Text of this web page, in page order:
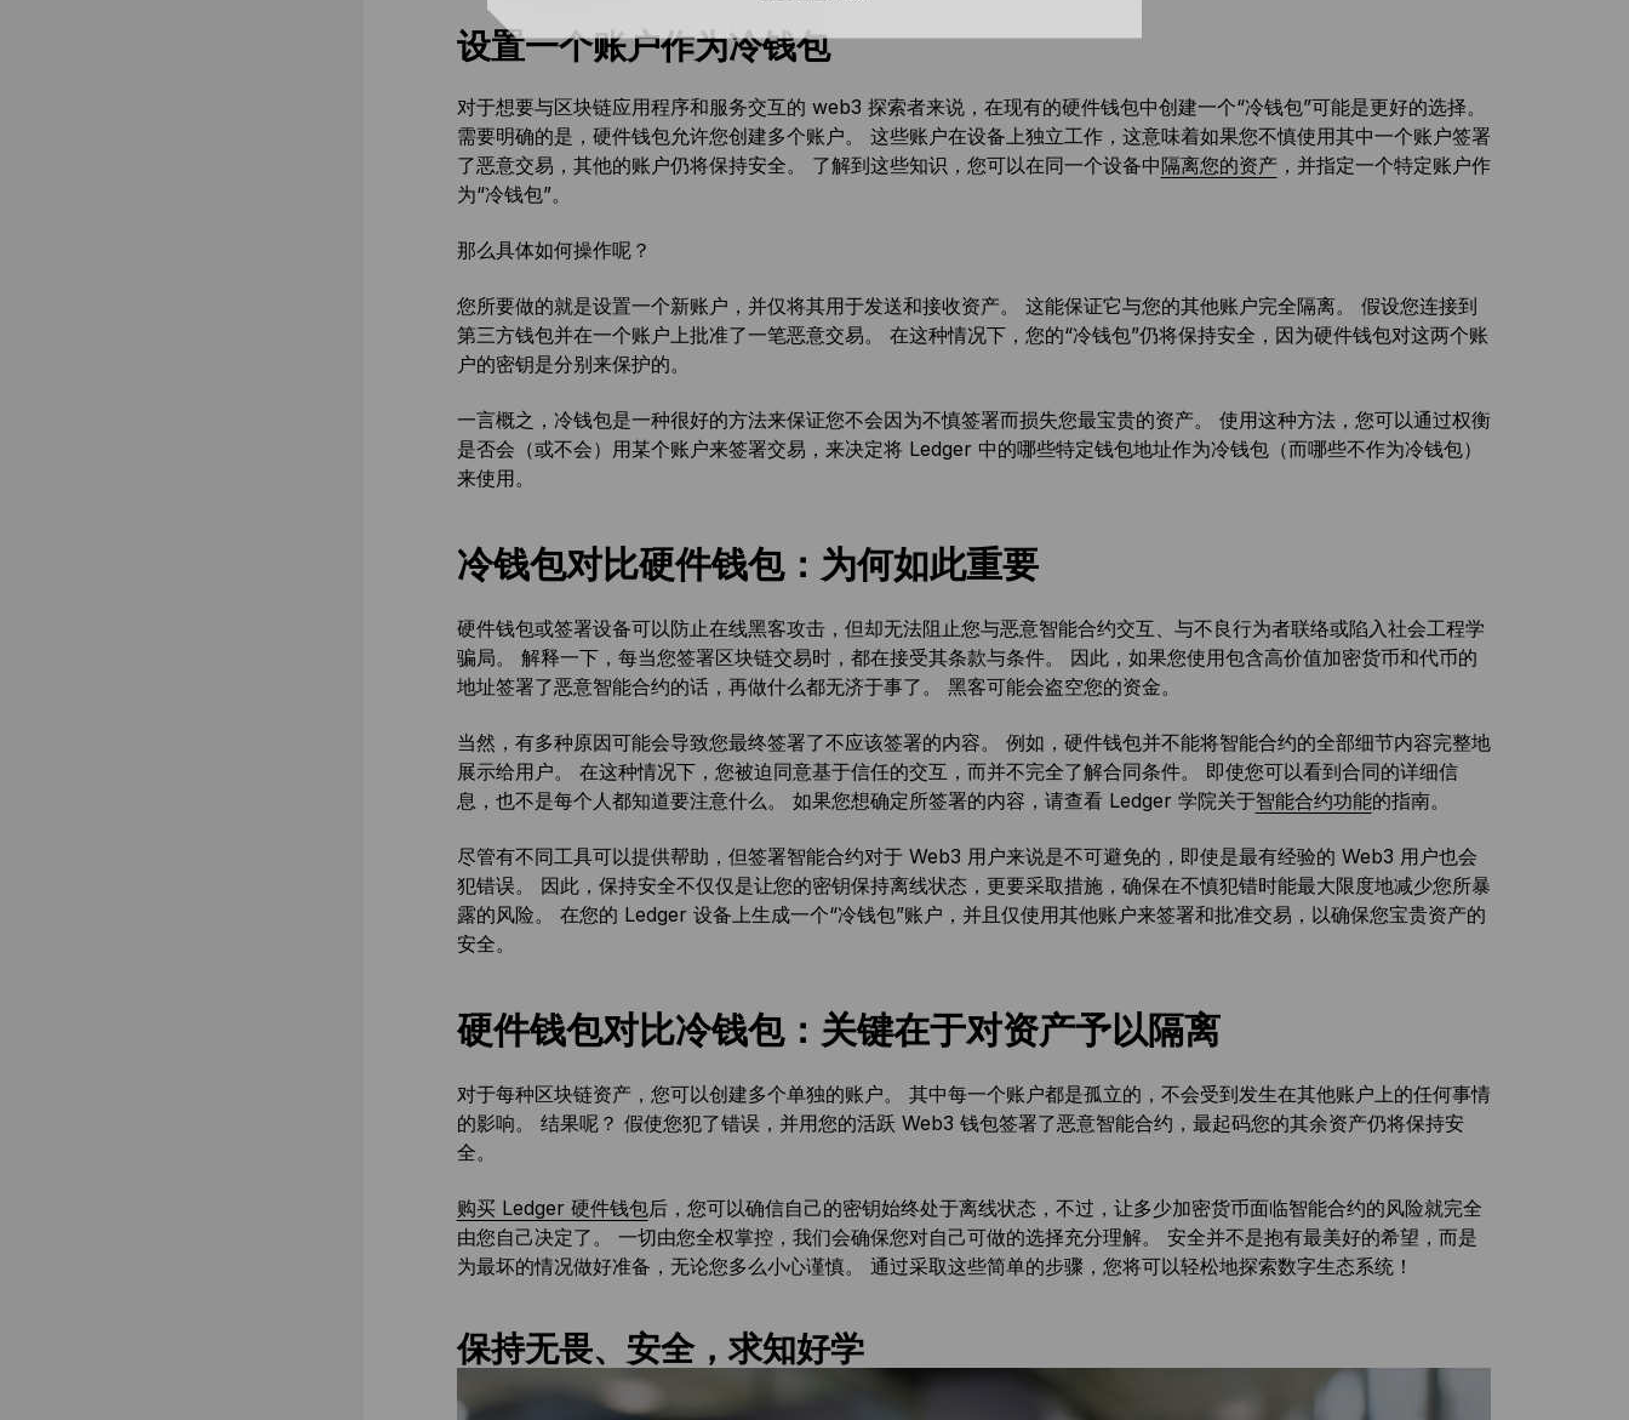
设置一个账户作为冷钱包
对于想要与区块链应用程序和服务交互的 web3 探索者来说，在现有的硬件钱包中创建一个“冷钱包”可能是更好的选择。
需要明确的是，硬件钱包允许您创建多个账户。 这些账户在设备上独立工作，这意味着如果您不慎使用其中一个账户签署
了恶意交易，其他的账户仍将保持安全。 了解到这些知识，您可以在同一个设备中隔离您的资产，并指定一个特定账户作
为“冷钱包”。
那么具体如何操作呢？
您所要做的就是设置一个新账户，并仅将其用于发送和接收资产。 这能保证它与您的其他账户完全隔离。 假设您连接到
第三方钱包并在一个账户上批准了一笔恶意交易。 在这种情况下，您的“冷钱包”仍将保持安全，因为硬件钱包对这两个账
户的密钥是分别来保护的。
一言概之，冷钱包是一种很好的方法来保证您不会因为不慎签署而损失您最宝贵的资产。 使用这种方法，您可以通过权衡
是否会（或不会）用某个账户来签署交易，来决定将 Ledger 中的哪些特定钱包地址作为冷钱包（而哪些不作为冷钱包）
来使用。
冷钱包对比硬件钱包：为何如此重要
硬件钱包或签署设备可以防止在线黑客攻击，但却无法阻止您与恶意智能合约交互、与不良行为者联络或陷入社会工程学
骗局。 解释一下，每当您签署区块链交易时，都在接受其条款与条件。 因此，如果您使用包含高价值加密货币和代币的
地址签署了恶意智能合约的话，再做什么都无济于事了。 黑客可能会盗空您的资金。
当然，有多种原因可能会导致您最终签署了不应该签署的内容。 例如，硬件钱包并不能将智能合约的全部细节内容完整地
展示给用户。 在这种情况下，您被迫同意基于信任的交互，而并不完全了解合同条件。 即使您可以看到合同的详细信
息，也不是每个人都知道要注意什么。 如果您想确定所签署的内容，请查看 Ledger 学院关于智能合约功能的指南。
尽管有不同工具可以提供帮助，但签署智能合约对于 Web3 用户来说是不可避免的，即使是最有经验的 Web3 用户也会
犯错误。 因此，保持安全不仅仅是让您的密钥保持离线状态，更要采取措施，确保在不慎犯错时能最大限度地减少您所暴
露的风险。 在您的 Ledger 设备上生成一个“冷钱包”账户，并且仅使用其他账户来签署和批准交易，以确保您宝贵资产的
安全。
硬件钱包对比冷钱包：关键在于对资产予以隔离
对于每种区块链资产，您可以创建多个单独的账户。 其中每一个账户都是孤立的，不会受到发生在其他账户上的任何事情
的影响。 结果呢？ 假使您犯了错误，并用您的活跃 Web3 钱包签署了恶意智能合约，最起码您的其余资产仍将保持安
全。
购买 Ledger 硬件钱包后，您可以确信自己的密钥始终处于离线状态，不过，让多少加密货币面临智能合约的风险就完全
由您自己决定了。 一切由您全权掌控，我们会确保您对自己可做的选择充分理解。 安全并不是抱有最美好的希望，而是
为最坏的情况做好准备，无论您多么小心谨慎。 通过采取这些简单的步骤，您将可以轻松地探索数字生态系统！
保持无畏、安全，求知好学